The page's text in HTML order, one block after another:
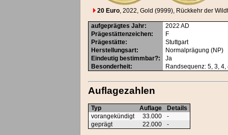
20 Euro, 2022, Gold (9999), Rückkehr der
aufgeprägtes Jahr: 2022AD
Prägestättenzeichen:
F
Prägestätte:
Stuttgart
Herstellungsart:
Normalprägung (NP)
Eindeutig bestimmbar?:
Ja
Besonderheit: Randsequenz: 5, 3,
Auflagezahlen
Typ Auflage
Details
vorangekündigt
33.000
-
geprägt
22.000 -